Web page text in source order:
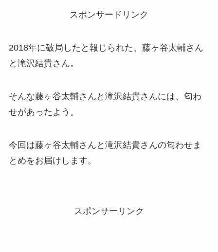
スポンサードリンク
2018年に破局したと報じられた、藤ヶ谷太輔さん
と滝沢結貴さん。
そんな藤ヶ谷太輔さんと滝沢結貴さんには、匂わ
せがあったよう。
今回は藤ヶ谷太輔さんと滝沢結貴さんの匂わせま
とめをお届けします。
スポンサーリンク